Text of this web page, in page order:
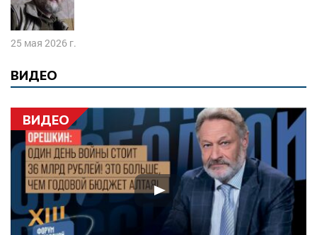
25 мая 2026 г.
ВИДЕО
ВИДЕО